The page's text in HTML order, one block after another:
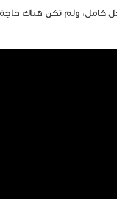
كامل، ولم تكن هناك